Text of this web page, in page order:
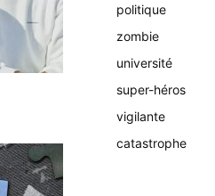
politique
zombie
université
super-héros
vigilante
catastrophe